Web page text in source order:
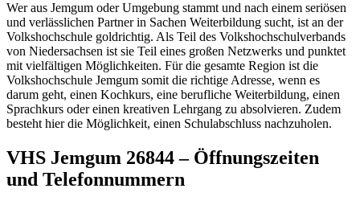
Wer aus Jemgum oder Umgebung stammt und nach einem seriösen
und verlässlichen Partner in Sachen Weiterbildung sucht, ist an der
Volkshochschule goldrichtig. Als Teil des Volkshochschulverbands
von Niedersachsen ist sie Teil eines großen Netzwerks und punktet
mit vielfältigen Möglichkeiten. Für die gesamte Region ist die
Volkshochschule Jemgum somit die richtige Adresse, wenn es
darum geht, einen Kochkurs, eine berufliche Weiterbildung, einen
Sprachkurs oder einen kreativen Lehrgang zu absolvieren. Zudem
besteht hier die Möglichkeit, einen Schulabschluss nachzuholen.
VHS Jemgum 26844 – Öffnungszeiten
und Telefonnummern